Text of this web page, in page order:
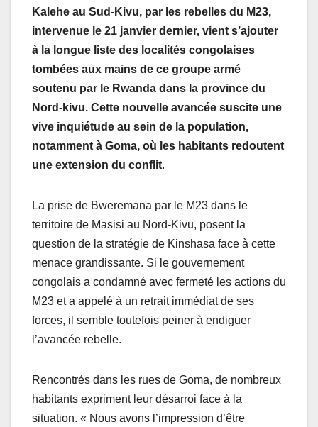
Kalehe au Sud-Kivu, par les rebelles du M23,
intervenue le 21 janvier dernier, vient s’ajouter
à la longue liste des localités congolaises
tombées aux mains de ce groupe armé
soutenu par le Rwanda dans la province du
Nord-kivu. Cette nouvelle avancée suscite une
vive inquiétude au sein de la population,
notamment à Goma, où les habitants redoutent
une extension du conflit.
La prise de Bweremana par le M23 dans le
territoire de Masisi au Nord-Kivu, posent la
question de la stratégie de Kinshasa face à cette
menace grandissante. Si le gouvernement
congolais a condamné avec fermeté les actions du
M23 et a appelé à un retrait immédiat de ses
forces, il semble toutefois peiner à endiguer
l’avancée rebelle.
Rencontrés dans les rues de Goma, de nombreux
habitants expriment leur désarroi face à la
situation. « Nous avons l’impression d’être